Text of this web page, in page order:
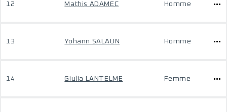
12 Mathis ADAMEC Homme
13 Yohann SALAUN Homme
14 Giulia LANTELME Femme